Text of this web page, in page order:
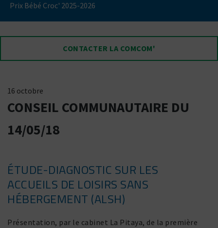
Prix Bébé Croc' 2025-2026
CONTACTER LA COMCOM'
16 octobre
CONSEIL COMMUNAUTAIRE DU
14/05/18
ÉTUDE-DIAGNOSTIC SUR LES
ACCUEILS DE LOISIRS SANS
HÉBERGEMENT (ALSH)
Présentation, par le cabinet La Pitaya, de la première